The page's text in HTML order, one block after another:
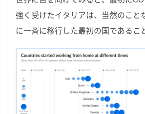
強く受けたイタリアは、当然のこと
に一斉に移行した最初の国であるこ